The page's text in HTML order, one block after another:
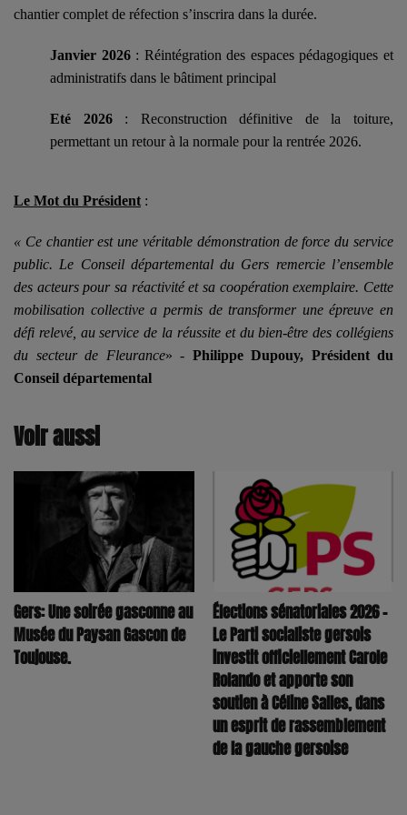
chantier complet de réfection s’inscrira dans la durée.
Janvier 2026: Réintégration des espaces pédagogiques et
administratifs dans le bâtiment principal
Eté 2026: Reconstruction définitive de la toiture,
permettant un retour à la normale pour la rentrée 2026.
Le Mot du Président :
« Ce chantier est une véritable démonstration de force du service
public. Le Conseil départemental du Gers remercie l’ensemble
des acteurs pour sa réactivité et sa coopération exemplaire. Cette
mobilisation collective a permis de transformer une épreuve en
défi relevé, au service de la réussite et du bien-être des collégiens
du secteur de Fleurance» - Philippe Dupouy, Président du
Conseil départemental
Voir aussi
Gers: Une soirée gasconne au
Musée du Paysan Gascon de
Toujouse.
Élections sénatoriales 2026 –
Le Parti socialiste gersois
investit officiellement Carole
Rolando et apporte son
soutien à Céline Salles, dans
un esprit de rassemblement
de la gauche gersoise